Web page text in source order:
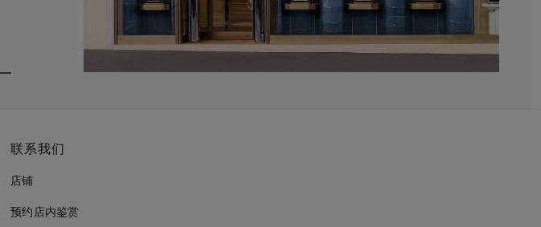
联系我们
店铺
预约店内鉴赏